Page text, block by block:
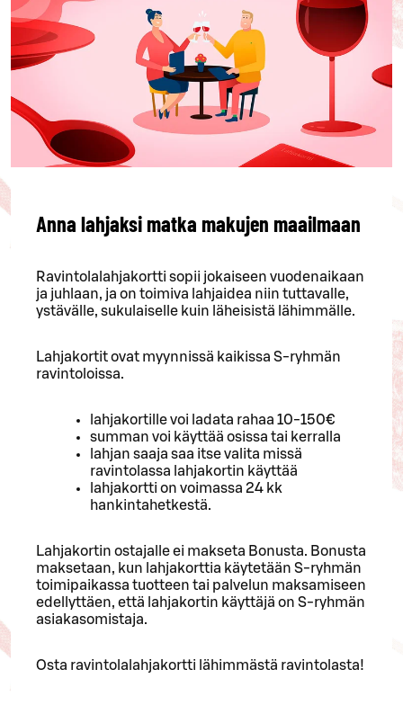
Anna lahjaksi matka makujen maailmaan
Ravintolalahjakortti sopii jokaiseen vuodenaikaan
ja juhlaan, ja on toimiva lahjaidea niin tuttavalle,
ystävälle, sukulaiselle kuin läheisistä lähimmälle.
Lahjakortit ovat myynnissä kaikissa S-ryhmän
ravintoloissa.
lahjakortille voi ladata rahaa 10-150€
summan voi käyttää osissa tai kerralla
lahjan saaja saa itse valita missä
ravintolassa lahjakortin käyttää
lahjakortti on voimassa 24 kk
hankintahetkestä.
Lahjakortin ostajalle ei makseta Bonusta. Bonusta
maksetaan, kun lahjakorttia käytetään S-ryhmän
toimipaikassa tuotteen tai palvelun maksamiseen
edellyttäen, että lahjakortin käyttäjä on S-ryhmän
asiakasomistaja.
Osta ravintolalahjakortti lähimmästä ravintolasta!